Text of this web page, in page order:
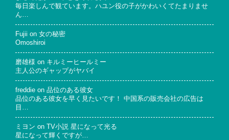
毎日楽しんで観ています。ハユン役の子がかわいくてたまりませ
ん…
Fujii on 女の秘密
Omoshiroi
磨雄様 on キルミーヒールミー
主人公のギャップがヤバイ
freddie on 品位のある彼女
品位のある彼女を早く見たいです！ 中国系の販売会社の広告は
目…
ミヨン on TV小説 星になって光る
星になって輝くですが…